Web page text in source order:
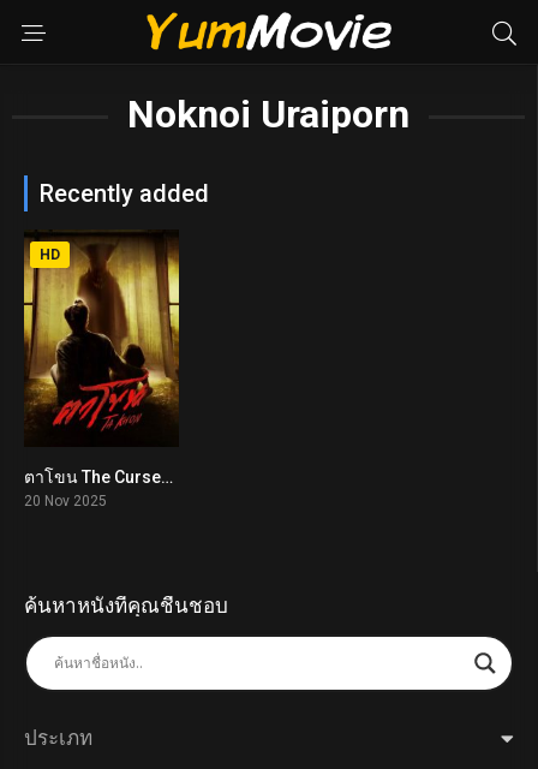
Noknoi Uraiporn
Recently added
5.4
HD
ตาโขน The Cursed Mask (2025)
20 Nov 2025
ค้นหาหนังที่คุณชื่นชอบ
ประเภท